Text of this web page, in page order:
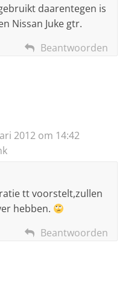
daarentegen is
Nissan Juke gtr.
Beantwoorden
2012 om 14:42
tt voorstelt,zullen
hebben.
Beantwoorden